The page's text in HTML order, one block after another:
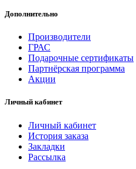
Дополнительно
Производители
ГРАС
Подарочные сертификаты
Партнёрская программа
Акции
Личный кабинет
Личный кабинет
История заказа
Закладки
Рассылка